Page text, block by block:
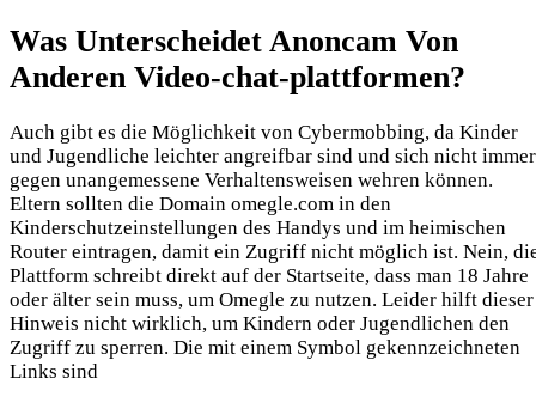
Was Unterscheidet Anoncam Von
Anderen Video-chat-plattformen?
Auch gibt es die Möglichkeit von Cybermobbing, da Kinder
und Jugendliche leichter angreifbar sind und sich nicht immer
gegen unangemessene Verhaltensweisen wehren können.
Eltern sollten die Domain omegle.com in den
Kinderschutzeinstellungen des Handys und im heimischen
Router eintragen, damit ein Zugriff nicht möglich ist. Nein,
Plattform schreibt direkt auf der Startseite, dass man 18 Jahre
oder älter sein muss, um Omegle zu nutzen. Leider hilft dieser
Hinweis nicht wirklich, um Kindern oder Jugendlichen den
Zugriff zu sperren. Die mit einem Symbol gekennzeichneten
Links sind